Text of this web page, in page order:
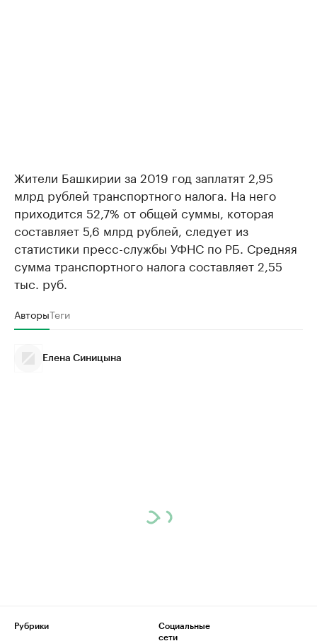
Жители Башкирии за 2019 год заплатят 2,95
млрд рублей транспортного налога. На него
приходится 52,7% от общей суммы, которая
составляет 5,6 млрд рублей, следует из
статистики пресс-службы УФНС по РБ. Средняя
сумма транспортного налога составляет 2,55
тыс. руб.
АвторыТеги
Елена Синицына
Рубрики
Социальные
сети